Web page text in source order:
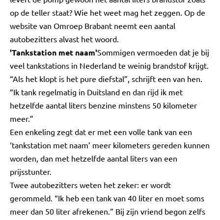
op de teller staat? Wie het weet mag het zeggen. Op de
website van Omroep Brabant neemt een aantal
autobezitters alvast het woord.
'Tankstation met naam'Sommigen vermoeden dat je bij
veel tankstations in Nederland te weinig brandstof krijgt.
“Als het klopt is het pure diefstal”, schrijft een van hen.
“Ik tank regelmatig in Duitsland en dan rijd ik met
hetzelfde aantal liters benzine minstens 50 kilometer
meer.”
Een enkeling zegt dat er met een volle tank van een
‘tankstation met naam’ meer kilometers gereden kunnen
worden, dan met hetzelfde aantal liters van een
prijsstunter.
Twee autobezitters weten het zeker: er wordt
gerommeld. “Ik heb een tank van 40 liter en moet soms
meer dan 50 liter afrekenen.” Bij zijn vriend begon zelfs